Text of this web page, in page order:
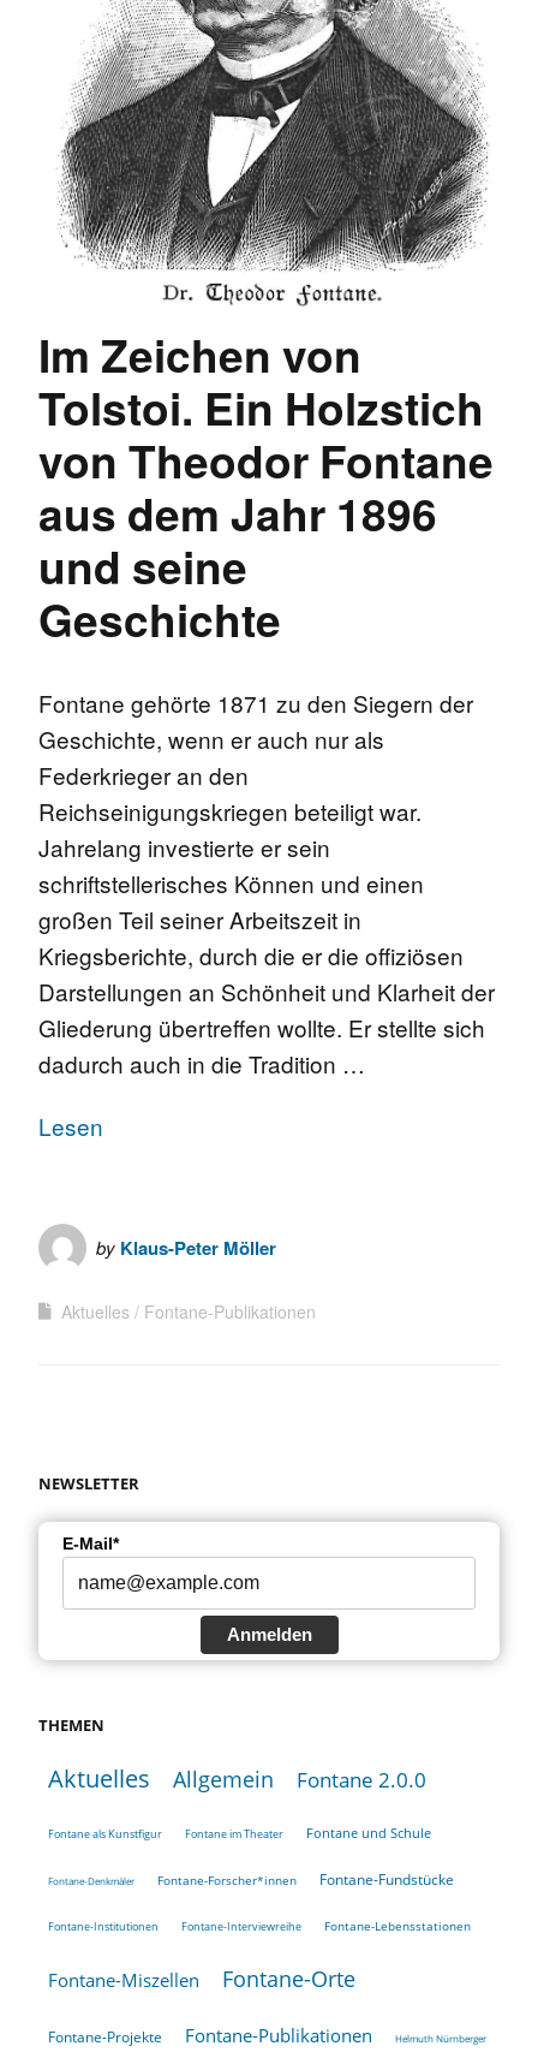
Im Zeichen von
Tolstoi. Ein Holzstich
von Theodor Fontane
aus dem Jahr 1896
und seine
Geschichte
Fontane gehörte 1871 zu den Siegern der
Geschichte, wenn er auch nur als
Federkrieger an den
Reichseinigungskriegen beteiligt war.
Jahrelang investierte er sein
schriftstellerisches Können und einen
großen Teil seiner Arbeitszeit in
Kriegsberichte, durch die er die offiziösen
Darstellungen an Schönheit und Klarheit der
Gliederung übertreffen wollte. Er stellte sich
dadurch auch in die Tradition …
Lesen
by Klaus-Peter Möller
Aktuelles Fontane-Publikationen
NEWSLETTER
E-Mail*
Anmelden
THEMEN
Aktuelles Allgemein Fontane 2.0.0
Fontane als Kunstfigur Fontane im Theater Fontane und Schule
Fontane-Denkmäler Fontane-Forscher*innen Fontane-Fundstücke
Fontane-Institutionen Fontane-Interviewreihe Fontane-Lebensstationen
Fontane-Miszellen Fontane-Orte
Fontane-Projekte Fontane-Publikationen Helmuth Nürnberger